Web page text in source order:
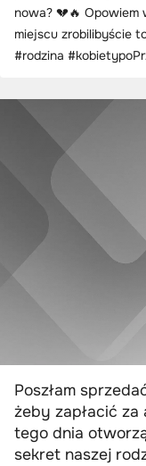
nowa? 💔🔥
miejscu zrobilibyście
#rodzina
Poszłam
żeby zapłacić za
tego dnia
sekret naszej